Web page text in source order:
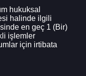
hukuksal
halinde ilgili
en geç 1 (Bir)
işlemler
için irtibata